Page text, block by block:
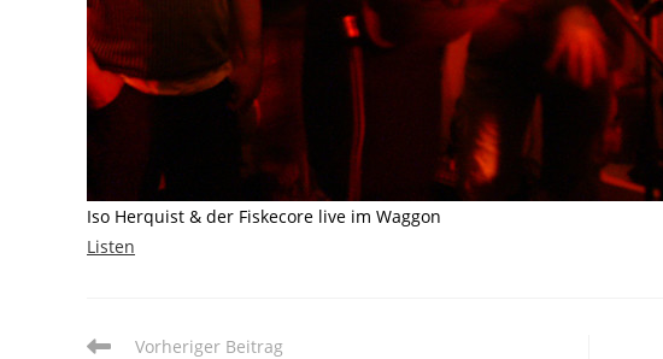
Iso Herquist & der Fiskecore live im Waggon
Listen
WeitereVorheriger Beitrag